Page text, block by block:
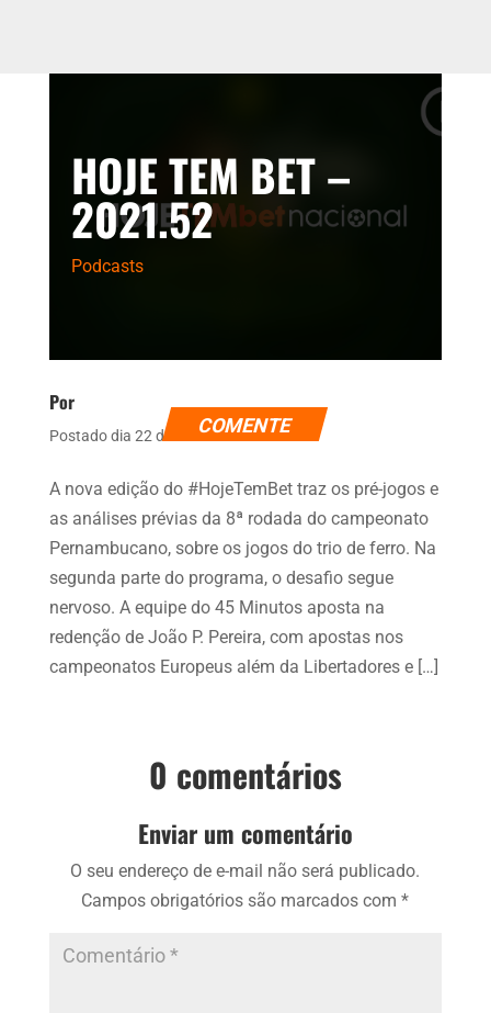
HOJE TEM BET –
2021.52
Podcasts
Por
Postado dia 22 de abril de 2021
COMENTE
A nova edição do #HojeTemBet traz os pré-jogos e
as análises prévias da 8ª rodada do campeonato
Pernambucano, sobre os jogos do trio de ferro. Na
segunda parte do programa, o desafio segue
nervoso. A equipe do 45 Minutos aposta na
redenção de João P. Pereira, com apostas nos
campeonatos Europeus além da Libertadores e […]
0 comentários
Enviar um comentário
O seu endereço de e-mail não será publicado.
Campos obrigatórios são marcados com*